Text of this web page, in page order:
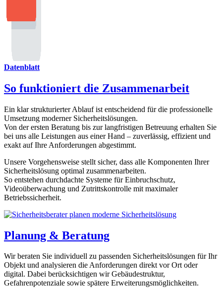
Datenblatt
So funktioniert die Zusammenarbeit
Ein klar strukturierter Ablauf ist entscheidend für die professionelle
Umsetzung moderner Sicherheitslösungen.
Von der ersten Beratung bis zur langfristigen Betreuung erhalten Sie
bei uns alle Leistungen aus einer Hand – zuverlässig, effizient und
exakt auf Ihre Anforderungen abgestimmt.
Unsere Vorgehensweise stellt sicher, dass alle Komponenten Ihrer
Sicherheitslösung optimal zusammenarbeiten.
So entstehen durchdachte Systeme für Einbruchschutz,
Videoüberwachung und Zutrittskontrolle mit maximaler
Betriebssicherheit.
Planung & Beratung
Wir beraten Sie individuell zu passenden Sicherheitslösungen für Ihr
Objekt und analysieren die Anforderungen direkt vor Ort oder
digital. Dabei berücksichtigen wir Gebäudestruktur,
Gefahrenpotenziale sowie spätere Erweiterungsmöglichkeiten.